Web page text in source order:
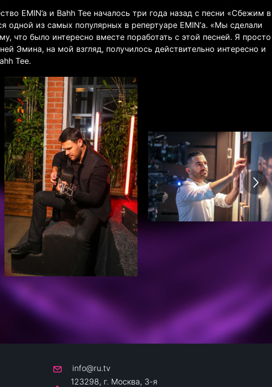
EMIN’a и Bahh Tee началось три года назад с песни «Сбежим в
одной из самых популярных в репертуаре EMIN’а. «Мы сделали
что было интересно вместе поработать с этой песней. Я просто
Эмина, на мой взгляд, получилось действительно интересно и
Tee.
info@ru.tv
123298, г. Москва, 3-я